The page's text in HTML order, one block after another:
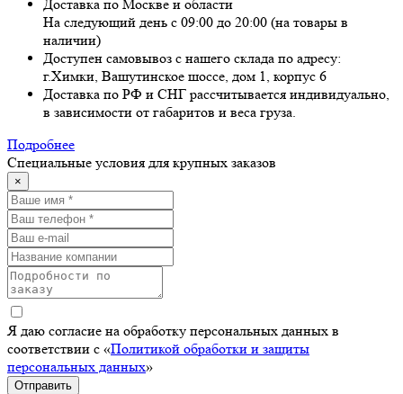
Доставка по Москве и области
На следующий день с 09:00 до 20:00 (на товары в
наличии)
Доступен самовывоз с нашего склада по адресу:
г.Химки, Вашутинское шоссе, дом 1, корпус 6
Доставка по РФ и СНГ рассчитывается индивидуально,
в зависимости от габаритов и веса груза.
Подробнее
Специальные условия для крупных заказов
×
Я даю согласие на обработку персональных данных в
соответствии с «Политикой обработки и защиты
персональных данных»
Отправить